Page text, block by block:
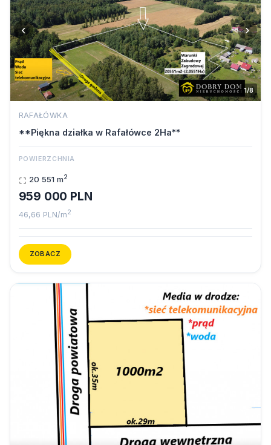
‹ ›
1/8
RAFAŁÓWKA
**Piękna działka w Rafałówce 2Ha**
POWIERZCHNIA
20 551 m2
959 000 PLN
46,66 PLN/m2
ZOBACZ